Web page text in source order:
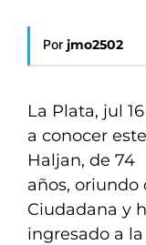
Por jmo2502
La Plata, jul
a conocer
Haljan, de 74
años,
Ciudadana y
ingresado a